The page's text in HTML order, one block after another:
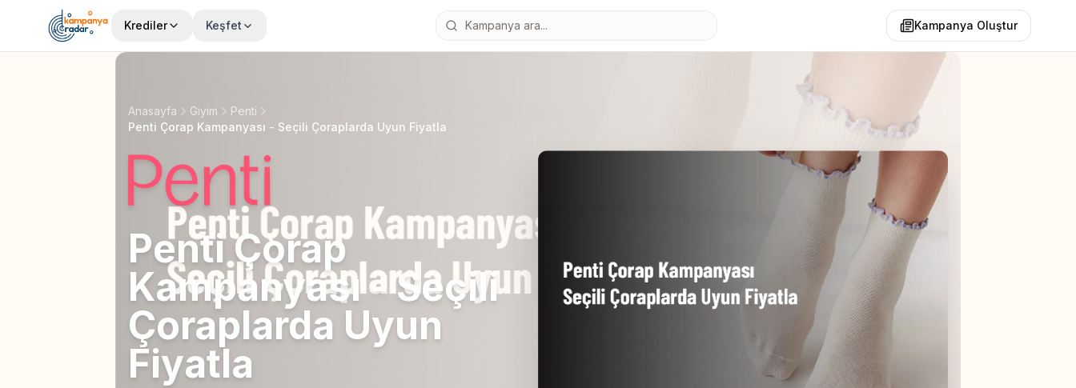
Krediler Keşfet Kampanya Oluştur
Anasayfa Giyim
Penti
Penti Çorap Kampanyası - Seçili Çoraplarda Uyun Fiyatla
Penti Çorap
Kampanyası - Seçili
Çoraplarda Uyun
Fiyatla